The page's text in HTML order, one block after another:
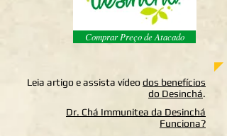
Comprar Preço de Atacado
Leia artigo e assista vídeo dos benefícios
do Desinchá.
Dr. Chá Immunitea da Desinchá
Funciona?